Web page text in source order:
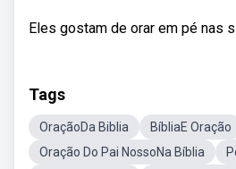
Eles gostam de orar em pé nas
Tags
OraçãoDa Biblia BíbliaE Oração
Oração Do Pai NossoNa Bíblia